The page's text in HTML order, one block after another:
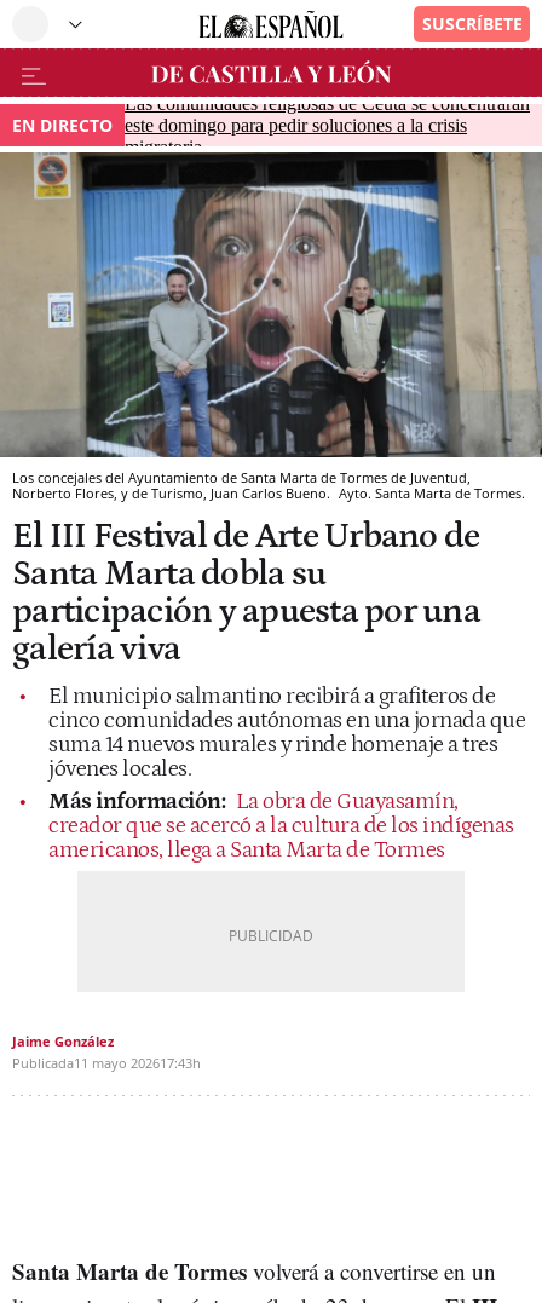
EN DIRECTO
Las comunidades religiosas de Ceuta se concentrarán
este domingo para pedir soluciones a la crisis
migratoria
Los concejales del Ayuntamiento de Santa Marta de Tormes de Juventud,
Norberto Flores, y de Turismo, Juan Carlos Bueno. Ayto. Santa Marta de Tormes.
El III Festival de Arte Urbano de
Santa Marta dobla su
participación y apuesta por una
galería viva
El municipio salmantino recibirá a grafiteros de
cinco comunidades autónomas en una jornada que
suma 14 nuevos murales y rinde homenaje a tres
jóvenes locales.
Más información: La obra de Guayasamín,
creador que se acercó a la cultura de los indígenas
americanos, llega a Santa Marta de Tormes
Jaime González
Publicada11 mayo 202617:43h
Santa Marta de Tormes volverá a convertirse en un